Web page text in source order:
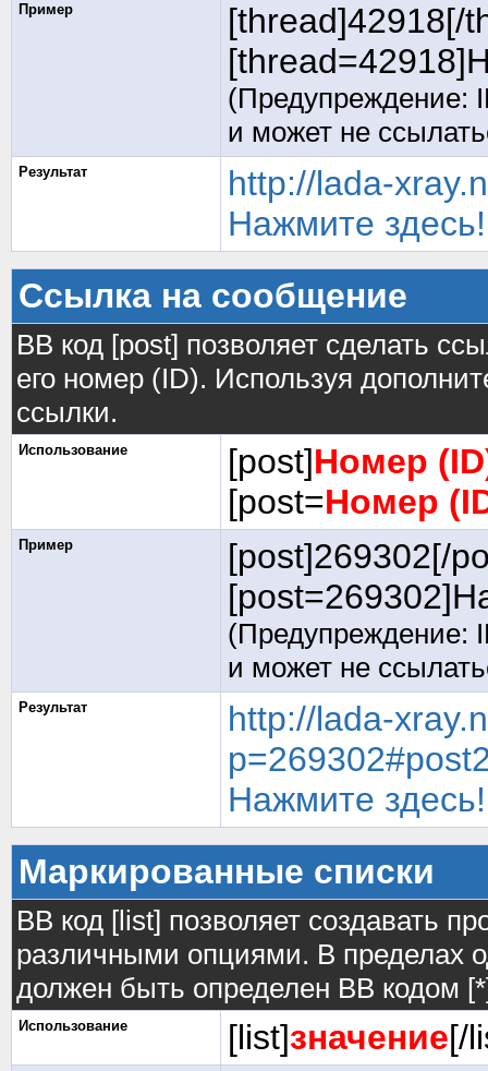
Пример
[thread]42918[/
(Предупреждение:
и может не
Результат
http://lada-
Нажмите здесь!
Ссылка на сообщение
BB код [post] позволяет сделать
его номер (ID). Используя
ссылки.
Использование [post]Номер
[post=Номер
Пример
[post]269302[/
(Предупреждение:
и может не
Результат
http://lada-
Нажмите здесь!
Маркированные списки
BB код [list] позволяет создавать
различными опциями. В пределах
должен быть определен BB кодом
Использование [list]значение[/